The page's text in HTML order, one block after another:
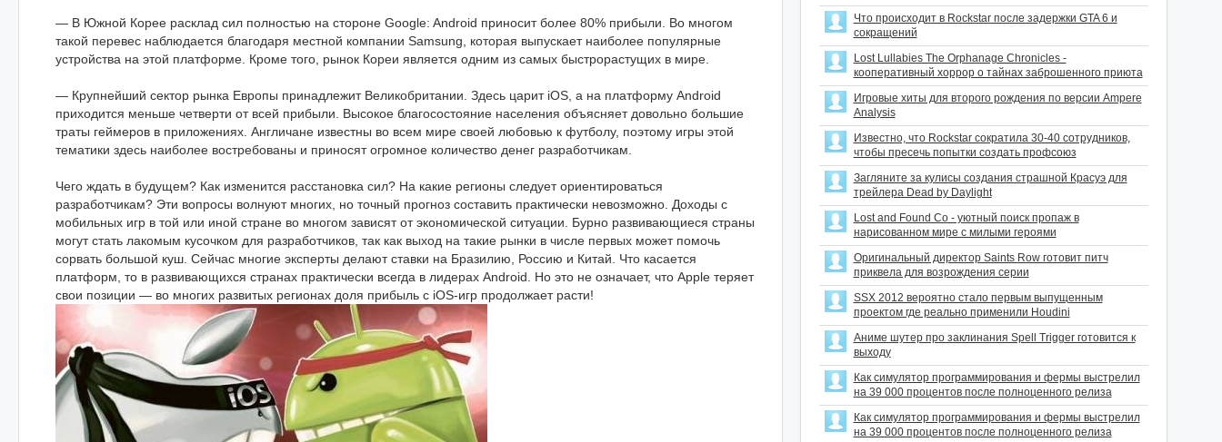
— В Южной Корее расклад сил полностью на стороне Google: Android приносит более 80% прибыли. Во многом
такой перевес наблюдается благодаря местной компании Samsung, которая выпускает наиболее популярные
устройства на этой платформе. Кроме того, рынок Кореи является одним из самых быстрорастущих в мире.
— Крупнейший сектор рынка Европы принадлежит Великобритании. Здесь царит iOS, а на платформу Android
приходится меньше четверти от всей прибыли. Высокое благосостояние населения объясняет довольно большие
траты геймеров в приложениях. Англичане известны во всем мире своей любовью к футболу, поэтому игры этой
тематики здесь наиболее востребованы и приносят огромное количество денег разработчикам.
Чего ждать в будущем? Как изменится расстановка сил? На какие регионы следует ориентироваться
разработчикам? Эти вопросы волнуют многих, но точный прогноз составить практически невозможно. Доходы с
мобильных игр в той или иной стране во многом зависят от экономической ситуации. Бурно развивающиеся страны
могут стать лакомым кусочком для разработчиков, так как выход на такие рынки в числе первых может помочь
сорвать большой куш. Сейчас многие эксперты делают ставки на Бразилию, Россию и Китай. Что касается
платформ, то в развивающихся странах практически всегда в лидерах Android. Но это не означает, что Apple теряет
свои позиции — во многих развитых регионах доля прибыль с iOS-игр продолжает расти!
Что происходит в Rockstar после задержки GTA 6 и
сокращений
Lost Lullabies The Orphanage Chronicles -
кооперативный хоррор о тайнах заброшенного приюта
Игровые хиты для второго рождения по версии Ampere
Analysis
Известно, что Rockstar сократила 30-40 сотрудников,
чтобы пресечь попытки создать профсоюз
Загляните за кулисы создания страшной Красуэ для
трейлера Dead by Daylight
Lost and Found Co - уютный поиск пропаж в
нарисованном мире с милыми героями
Оригинальный директор Saints Row готовит питч
приквела для возрождения серии
SSX 2012 вероятно стало первым выпущенным
проектом где реально применили Houdini
Аниме шутер про заклинания Spell Trigger готовится к
выходу
Как симулятор программирования и фермы выстрелил
на 39 000 процентов после полноценного релиза
Как симулятор программирования и фермы выстрелил
на 39 000 процентов после полноценного релиза